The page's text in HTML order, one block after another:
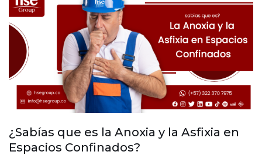
¿Sabías que es la Anoxia y la Asfixia en
Espacios Confinados?